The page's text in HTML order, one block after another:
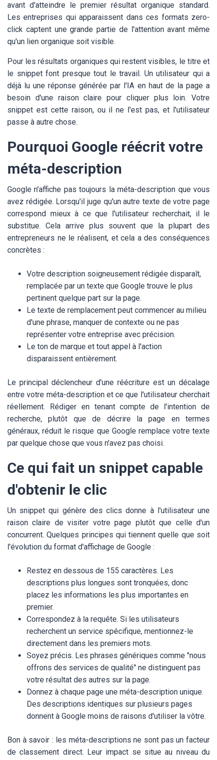
avant d'atteindre le premier résultat organique standard.
Les entreprises qui apparaissent dans ces formats zero-
click captent une grande partie de l'attention avant même
qu'un lien organique soit visible.
Pour les résultats organiques qui restent visibles, le titre et
le snippet font presque tout le travail. Un utilisateur qui a
déjà lu une réponse générée par l'IA en haut de la page a
besoin d'une raison claire pour cliquer plus loin. Votre
snippet est cette raison, ou il ne l'est pas, et l'utilisateur
passe à autre chose.
Pourquoi Google réécrit votre
méta-description
Google n'affiche pas toujours la méta-description que vous
avez rédigée. Lorsqu'il juge qu'un autre texte de votre page
correspond mieux à ce que l'utilisateur recherchait, il le
substitue. Cela arrive plus souvent que la plupart des
entrepreneurs ne le réalisent, et cela a des conséquences
concrètes :
Votre description soigneusement rédigée disparaît,
remplacée par un texte que Google trouve le plus
pertinent quelque part sur la page.
Le texte de remplacement peut commencer au milieu
d'une phrase, manquer de contexte ou ne pas
représenter votre entreprise avec précision.
Le ton de marque et tout appel à l'action
disparaissent entièrement.
Le principal déclencheur d'une réécriture est un décalage
entre votre méta-description et ce que l'utilisateur cherchait
réellement. Rédiger en tenant compte de l'intention de
recherche, plutôt que de décrire la page en termes
généraux, réduit le risque que Google remplace votre texte
par quelque chose que vous n'avez pas choisi.
Ce qui fait un snippet capable
d'obtenir le clic
Un snippet qui génère des clics donne à l'utilisateur une
raison claire de visiter votre page plutôt que celle d'un
concurrent. Quelques principes qui tiennent quelle que soit
l'évolution du format d'affichage de Google :
Restez en dessous de 155 caractères. Les
descriptions plus longues sont tronquées, donc
placez les informations les plus importantes en
premier.
Correspondez à la requête. Si les utilisateurs
recherchent un service spécifique, mentionnez-le
directement dans les premiers mots.
Soyez précis. Les phrases génériques comme "nous
offrons des services de qualité" ne distinguent pas
votre résultat des autres sur la page.
Donnez à chaque page une méta-description unique.
Des descriptions identiques sur plusieurs pages
donnent à Google moins de raisons d'utiliser la vôtre.
Bon à savoir : les méta-descriptions ne sont pas un facteur
de classement direct. Leur impact se situe au niveau du